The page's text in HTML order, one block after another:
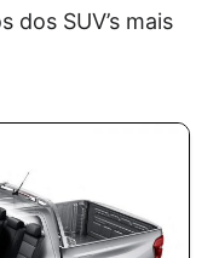
SUV’s mais